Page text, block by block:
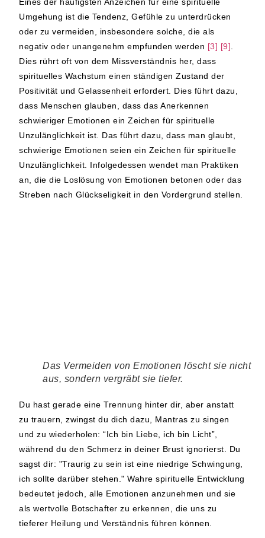
Umgehung ist die Tendenz, Gefühle zu unterdrücken
oder zu vermeiden, insbesondere solche, die als
negativ oder unangenehm empfunden werden [3] [9]
Dies rührt oft von dem Missverständnis her, dass
spirituelles Wachstum einen ständigen Zustand der
Positivität und Gelassenheit erfordert. Dies führt dazu,
dass Menschen glauben, dass das Anerkennen
schwieriger Emotionen ein Zeichen für spirituelle
Unzulänglichkeit ist. Das führt dazu, dass man glaubt,
schwierige Emotionen seien ein Zeichen für spirituelle
Unzulänglichkeit. Infolgedessen wendet man Praktiken
an, die die Loslösung von Emotionen betonen oder das
Streben nach Glückseligkeit in den Vordergrund stellen.
Das Vermeiden von Emotionen löscht sie nicht
aus, sondern vergräbt sie tiefer.
Du hast gerade eine Trennung hinter dir, aber anstatt
zu trauern, zwingst du dich dazu, Mantras zu singen
und zu wiederholen: “Ich bin Liebe, ich bin Licht”,
während du den Schmerz in deiner Brust ignorierst. Du
sagst dir: "Traurig zu sein ist eine niedrige Schwingung,
ich sollte darüber stehen." Wahre spirituelle Entwicklung
bedeutet jedoch, alle Emotionen anzunehmen und sie
als wertvolle Botschafter zu erkennen, die uns zu
tieferer Heilung und Verständnis führen können.